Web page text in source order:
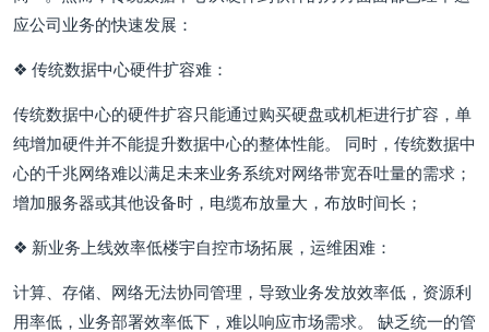
应公司业务的快速发展：
❖ 传统数据中心硬件扩容难：
传统数据中心的硬件扩容只能通过购买硬盘或机柜进行扩容，单
纯增加硬件并不能提升数据中心的整体性能。 同时，传统数据中
心的千兆网络难以满足未来业务系统对网络带宽吞吐量的需求；
增加服务器或其他设备时，电缆布放量大，布放时间长；
❖ 新业务上线效率低楼宇自控市场拓展，运维困难：
计算、存储、网络无法协同管理，导致业务发放效率低，资源利
用率低，业务部署效率低下，难以响应市场需求。 缺乏统一的管